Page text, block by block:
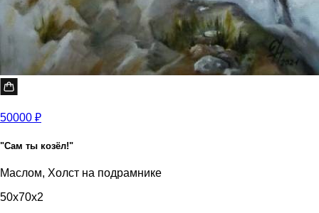
50000 ₽
"Сам ты козёл!"
Маслом, Холст на подрамнике
50x70x2